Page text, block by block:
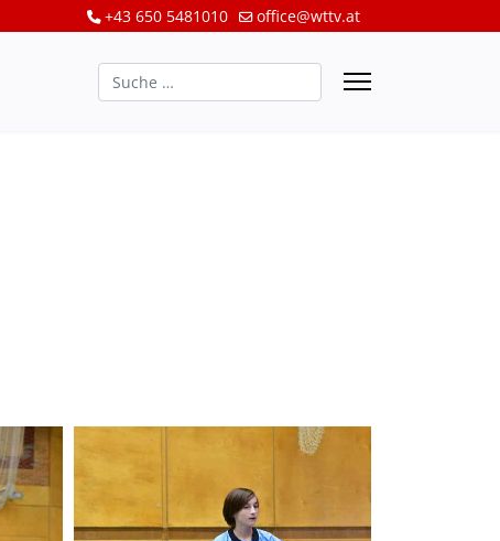
+43 650 5481010 office@wttv.at
Suchen